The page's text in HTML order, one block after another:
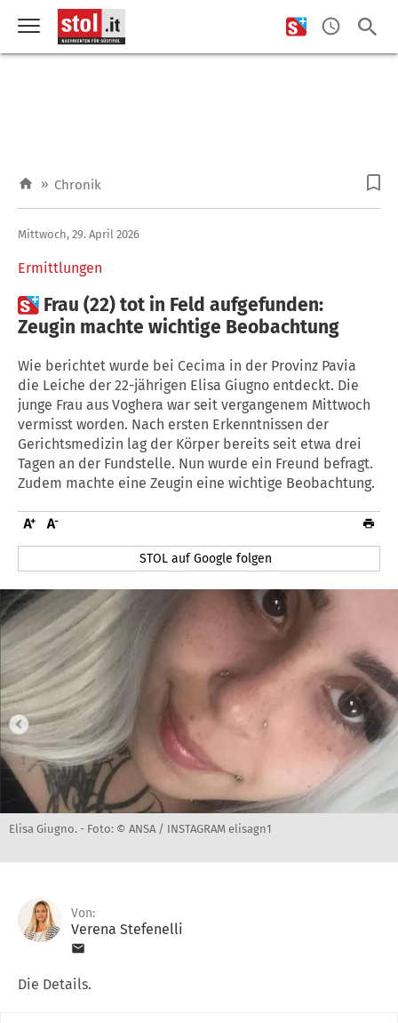
» Chronik
Ermittlungen
Mittwoch, 29. April 2026
 Frau (22) tot in Feld aufgefunden:
Zeugin machte wichtige Beobachtung
Wie berichtet wurde bei Cecima in der Provinz Pavia
die Leiche der 22-jährigen Elisa Giugno entdeckt. Die
junge Frau aus Voghera war seit vergangenem Mittwoch
vermisst worden. Nach ersten Erkenntnissen der
Gerichtsmedizin lag der Körper bereits seit etwa drei
Tagen an der Fundstelle. Nun wurde ein Freund befragt.
Zudem machte eine Zeugin eine wichtige Beobachtung.
STOL auf Google folgen
Elisa Giugno. - Foto: © ANSA / INSTAGRAM elisagn1
Von:
Verena Stefenelli
Die Details.